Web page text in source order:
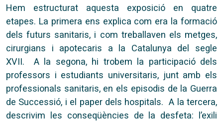
Hem estructurat aquesta exposició en quatre
etapes. La primera ens explica com era la formació
dels futurs sanitaris, i com treballaven els metges,
cirurgians i apotecaris a la Catalunya del segle
XVII. A la segona, hi trobem la participació dels
professors i estudiants universitaris, junt amb els
professionals sanitaris, en els episodis de la Guerra
de Successió, i el paper dels hospitals. A la tercera,
descrivim les conseqüències de la desfeta: l’exili